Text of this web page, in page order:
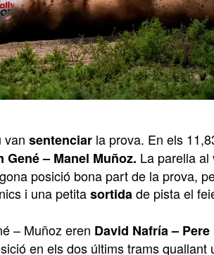
van sentenciar la prova. En els
Gené – Manel Muñoz. La parella al
posició bona part de la prova,
i una petitasortidade pista el
– Muñoz eren David Nafría –
en els dos últims trams